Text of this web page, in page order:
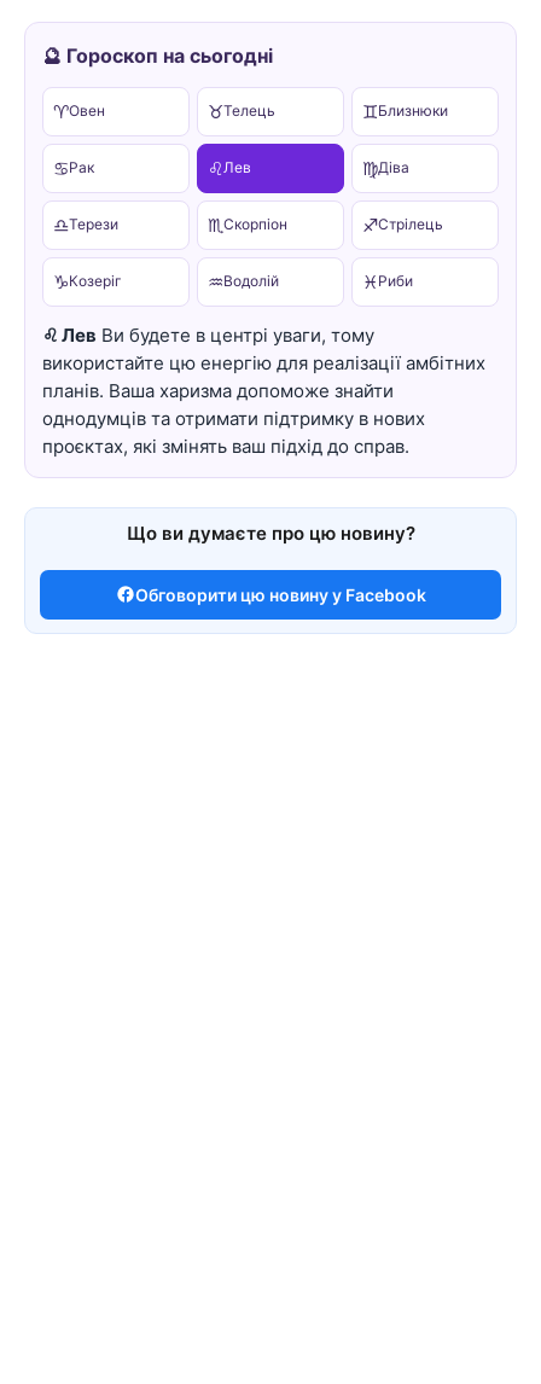
🔮 Гороскоп на сьогодні
♈Овен ♉Телець ♊Близнюки
♋Рак ♌Лев ♍Діва
♎Терези ♏ Скорпіон ♐Стрілець
♑Козеріг ♒Водолій ♓ Риби
♌ Лев Ви будете в центрі уваги, тому
використайте цю енергію для реалізації амбітних
планів. Ваша харизма допоможе знайти
однодумців та отримати підтримку в нових
проєктах, які змінять ваш підхід до справ.
Що ви думаєте про цю новину?
Обговорити цю новину у Facebook